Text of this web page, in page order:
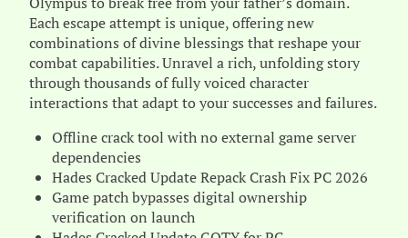
Each escape attempt is unique, offering new
combinations of divine blessings that reshape your
combat capabilities. Unravel a rich, unfolding story
through thousands of fully voiced character
interactions that adapt to your successes and failures.
Offline crack tool with no external game server
dependencies
Hades Cracked Update Repack Crash Fix PC 2026
Game patch bypasses digital ownership
verification on launch